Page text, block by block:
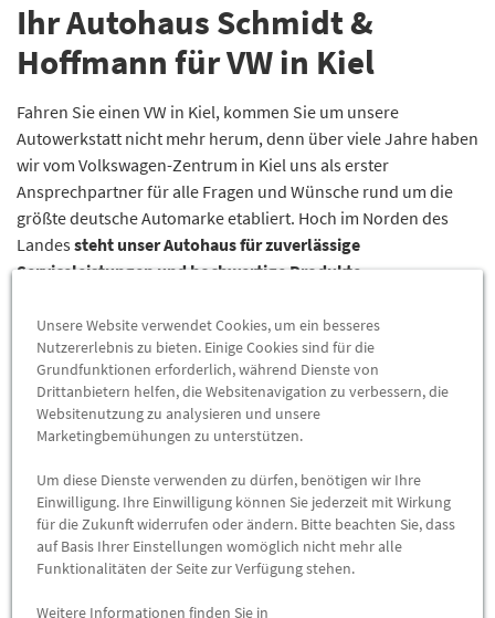
Ihr Autohaus Schmidt &
Hoffmann für VW in Kiel
Fahren Sie einen VW in Kiel, kommen Sie um unsere
Autowerkstatt nicht mehr herum, denn über viele Jahre haben
wir vom Volkswagen-Zentrum in Kiel uns als erster
Ansprechpartner für alle Fragen und Wünsche rund um die
größte deutsche Automarke etabliert. Hoch im Norden des
Landessteht unser Autohaus für zuverlässige
Serviceleistungen und hochwertige Produkte.
Kommen Sie zu uns in die
Schmidt & Hoffmann Kfz-
Werkstatt für VW in Kiel , sobald Sie Probleme mit Ihrem
Fahrzeug haben oder Ihre Ausstattung aufwerten sowie
erneuern wollen. Bei uns finden Sie von notwendigen
Ersatzteilen bis hin zu praktischem Autozubehör alles, was Sie
für einen perfektenFahrkomfortbenötigen. Diese können Sie
sich bequem von zu Hause aus online auswählen. Verschaffen
Sie sich einen Überblick undkommen Sie anschließend zur
Montage in unsere VW-Werkstatt in Kieloder lassen Sie Teile,
die keinen Einbau benötigen, nach Hause liefern.
Unsere Website verwendet Cookies, um ein besseres
Nutzererlebnis zu bieten. Einige Cookies sind für die
Grundfunktionen erforderlich, während Dienste von
Drittanbietern helfen, die Websitenavigation zu verbessern, die
Websitenutzung zu analysieren und unsere
Marketingbemühungen zu unterstützen.
Um diese Dienste verwenden zu dürfen, benötigen wir Ihre
Einwilligung. Ihre Einwilligung können Sie jederzeit mit Wirkung
für die Zukunft widerrufen oder ändern. Bitte beachten Sie, dass
auf Basis Ihrer Einstellungen womöglich nicht mehr alle
Funktionalitäten der Seite zur Verfügung stehen.
Weitere Informationen finden Sie in